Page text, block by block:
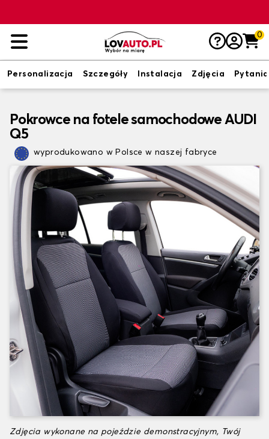
0
Personalizacja Szczegóły Instalacja Zdjęcia Pytania
Pokrowce na fotele samochodowe AUDI
Q5
wyprodukowano w Polsce w naszej fabryce
Zdjęcia wykonane na pojeździe demonstracyjnym, Twój